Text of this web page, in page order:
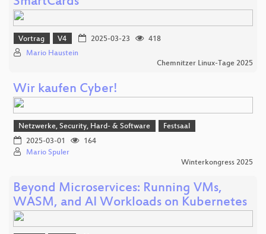
Vortrag V4 2025-03-23
418
Mario Haustein
Chemnitzer Linux-Tage 2025
Wir kaufen Cyber!
Netzwerke, Security, Hard- & Software
Festsaal
2025-03-01
164
Mario Spuler
Winterkongress 2025
Beyond Microservices: Running VMs,
WASM, and AI Workloads on Kubernetes